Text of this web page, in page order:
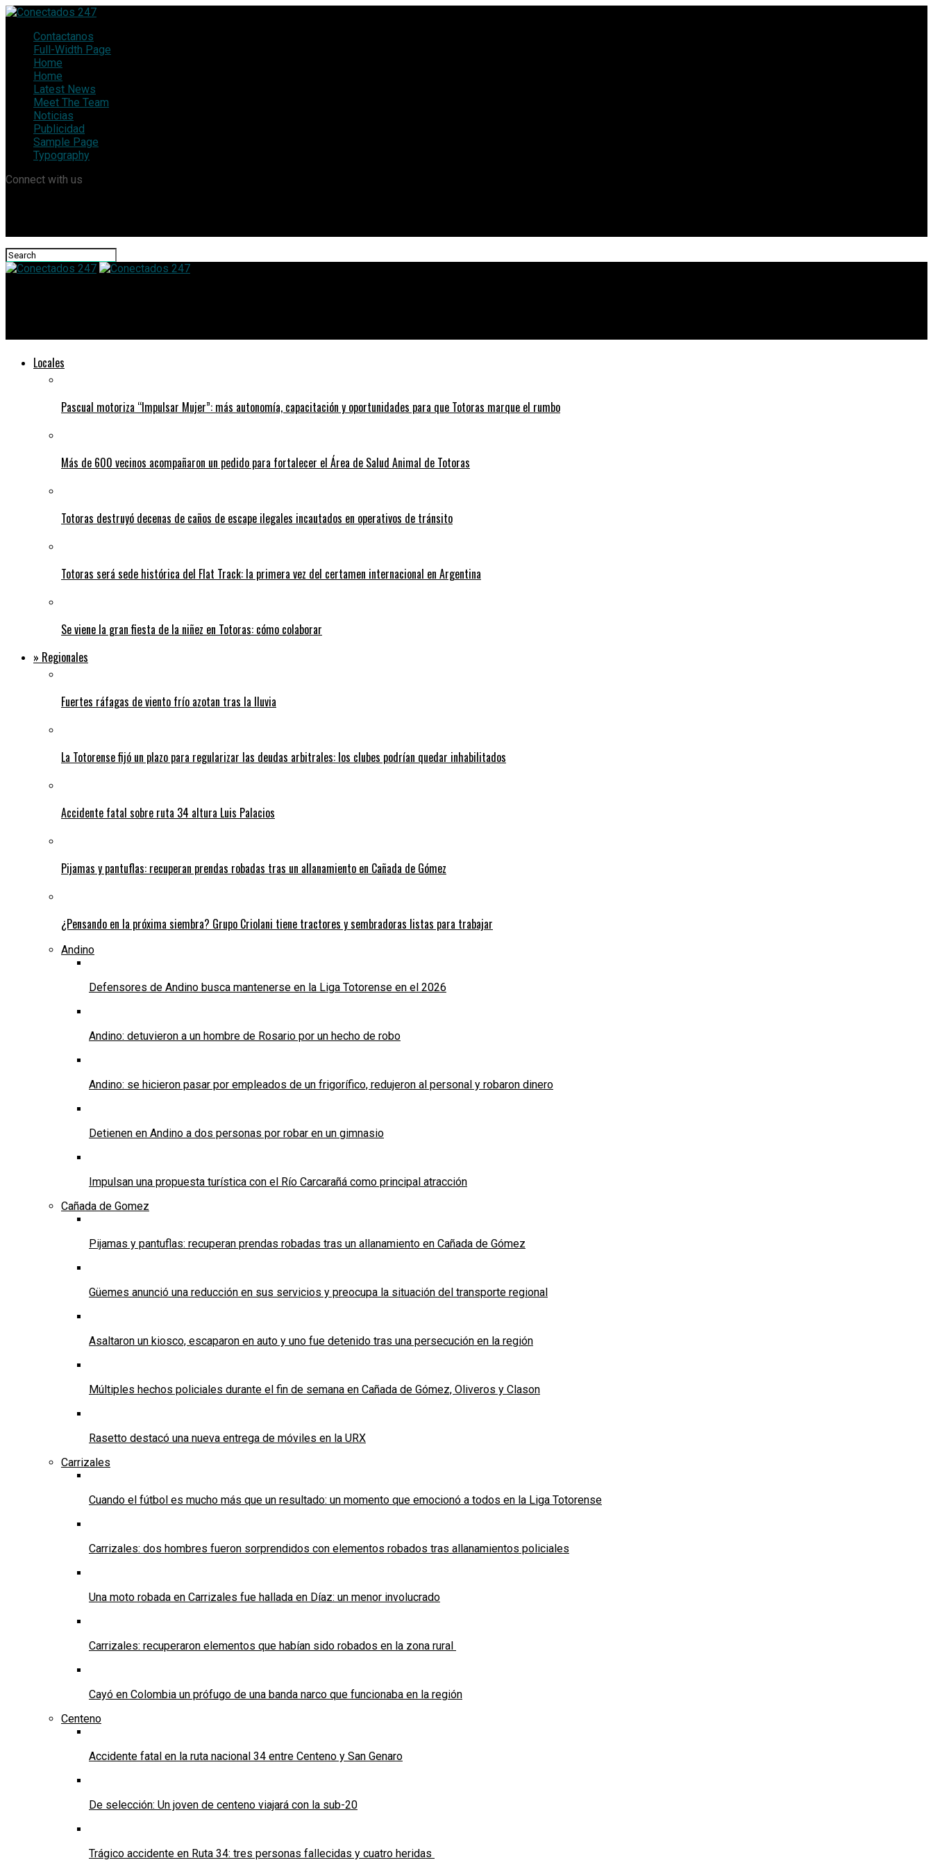
Contactanos
Full-Width Page
Home
Home
Latest News
Meet The Team
Noticias
Publicidad
Sample Page
Typography
Connect with us
Locales
Pascual motoriza “Impulsar Mujer”: más autonomía, capacitación y oportunidades para que Totoras marque el rumbo
Más de 600 vecinos acompañaron un pedido para fortalecer el Área de Salud Animal de Totoras
Totoras destruyó decenas de caños de escape ilegales incautados en operativos de tránsito
Totoras será sede histórica del Flat Track: la primera vez del certamen internacional en Argentina
Se viene la gran fiesta de la niñez en Totoras: cómo colaborar
» Regionales
Fuertes ráfagas de viento frío azotan tras la lluvia
La Totorense fijó un plazo para regularizar las deudas arbitrales: los clubes podrían quedar inhabilitados
Accidente fatal sobre ruta 34 altura Luis Palacios
Pijamas y pantuflas: recuperan prendas robadas tras un allanamiento en Cañada de Gómez
¿Pensando en la próxima siembra? Grupo Criolani tiene tractores y sembradoras listas para trabajar
Andino
Defensores de Andino busca mantenerse en la Liga Totorense en el 2026
Andino: detuvieron a un hombre de Rosario por un hecho de robo
Andino: se hicieron pasar por empleados de un frigorífico, redujeron al personal y robaron dinero
Detienen en Andino a dos personas por robar en un gimnasio
Impulsan una propuesta turística con el Río Carcarañá como principal atracción
Cañada de Gomez
Pijamas y pantuflas: recuperan prendas robadas tras un allanamiento en Cañada de Gómez
Güemes anunció una reducción en sus servicios y preocupa la situación del transporte regional
Asaltaron un kiosco, escaparon en auto y uno fue detenido tras una persecución en la región
Múltiples hechos policiales durante el fin de semana en Cañada de Gómez, Oliveros y Clason
Rasetto destacó una nueva entrega de móviles en la URX
Carrizales
Cuando el fútbol es mucho más que un resultado: un momento que emocionó a todos en la Liga Totorense
Carrizales: dos hombres fueron sorprendidos con elementos robados tras allanamientos policiales
Una moto robada en Carrizales fue hallada en Díaz: un menor involucrado
Carrizales: recuperaron elementos que habían sido robados en la zona rural
Cayó en Colombia un prófugo de una banda narco que funcionaba en la región
Centeno
Accidente fatal en la ruta nacional 34 entre Centeno y San Genaro
De selección: Un joven de centeno viajará con la sub-20
Trágico accidente en Ruta 34: tres personas fallecidas y cuatro heridas